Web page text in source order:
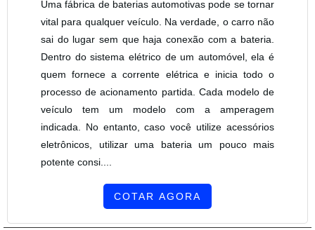
Uma fábrica de baterias automotivas pode se tornar
vital para qualquer veículo. Na verdade, o carro não
sai do lugar sem que haja conexão com a bateria.
Dentro do sistema elétrico de um automóvel, ela é
quem fornece a corrente elétrica e inicia todo o
processo de acionamento partida. Cada modelo de
veículo tem um modelo com a amperagem
indicada. No entanto, caso você utilize acessórios
eletrônicos, utilizar uma bateria um pouco mais
potente consi....
COTAR AGORA